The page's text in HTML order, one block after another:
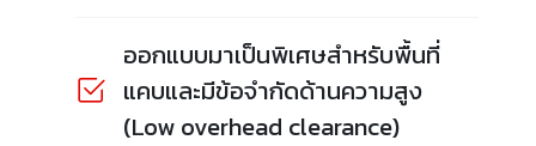
ออกแบบมาเป็นพิเศษสำหรับพื้นที่
แคบและมีข้อจำกัดด้านความสูง
(Low overhead clearance)